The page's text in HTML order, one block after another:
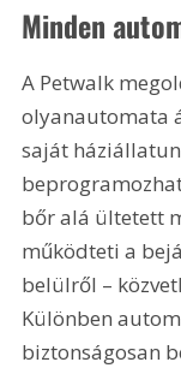
Minden
A Petwalk
olyanautomata
saját
bőr alá ültetett
működteti a
belülről –
Különben
biztonságosan